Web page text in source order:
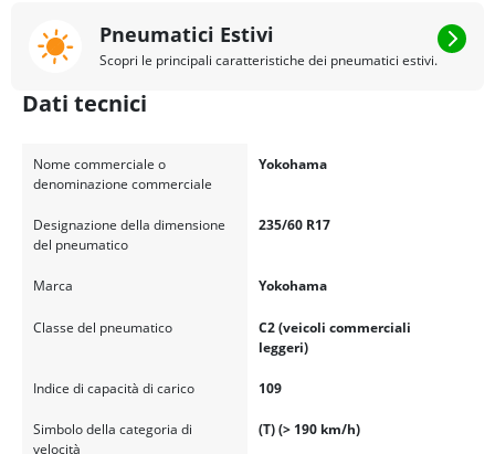
Pneumatici Estivi
Scopri le principali caratteristiche dei pneumatici estivi.
Dati tecnici
Nome commerciale o
denominazione commerciale
Yokohama
Designazione della dimensione
del pneumatico
235/60 R17
Marca Yokohama
Classe del pneumatico
C2 (veicoli commerciali
leggeri)
Indice di capacità di carico 109
Simbolo della categoria di
velocità
(T) (> 190 km/h)